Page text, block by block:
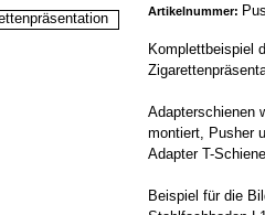
Artikelnummer:
Komplettbeispiel
Adapterschienen
montiert, Pusher
Adapter T-
Beispiel für die